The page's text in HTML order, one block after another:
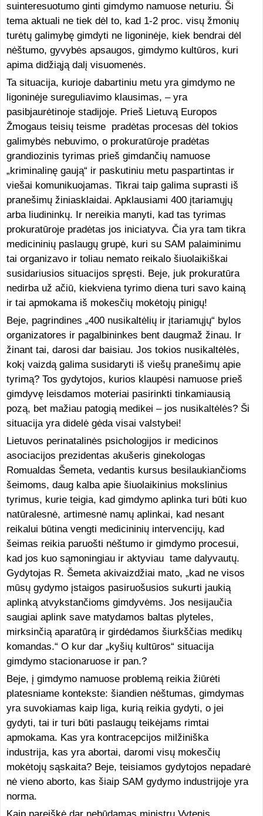
suinteresuotumo ginti gimdymo namuose neturiu. Ši
tema aktuali ne tiek dėl to, kad 1-2 proc. visų žmonių
turėtų galimybę gimdyti ne ligoninėje, kiek bendrai dėl
nėštumo, gyvybės apsaugos, gimdymo kultūros, kuri
apima didžiąją dalį visuomenės.
Ta situacija, kurioje dabartiniu metu yra gimdymo ne
ligoninėje sureguliavimo klausimas, – yra
pasibjaurėtinoje stadijoje. Prieš Lietuvą Europos
Žmogaus teisių teisme pradėtas procesas dėl tokios
galimybės nebuvimo, o prokuratūroje pradėtas
grandiozinis tyrimas prieš gimdančių namuose
„kriminalinę gaują“ ir paskutiniu metu paspartintas ir
viešai komunikuojamas. Tikrai taip galima suprasti iš
pranešimų žiniasklaidai. Apklausiami 400 įtariamųjų
arba liudininkų. Ir nereikia manyti, kad tas tyrimas
prokuratūroje pradėtas jos iniciatyva. Čia yra tam tikra
medicininių paslaugų grupė, kuri su SAM palaiminimu
tai organizavo ir toliau nemato reikalo šiuolaikiškai
susidariusios situacijos spręsti. Beje, juk prokuratūra
nedirba už ačiū, kiekviena tyrimo diena turi savo kainą
ir tai apmokama iš mokesčių mokėtojų pinigų!
Beje, pagrindines „400 nusikaltėlių ir įtariamųjų“ bylos
organizatores ir pagalbininkes bent daugmaž žinau. Ir
žinant tai, darosi dar baisiau. Jos tokios nusikaltėlės,
kokį vaizdą galima susidaryti iš viešų pranešimų apie
tyrimą? Tos gydytojos, kurios klaupėsi namuose prieš
gimdyvę leisdamos moteriai pasirinkti tinkamiausią
pozą, bet mažiau patogią medikei – jos nusikaltėlės? Ši
situacija yra didelė gėda visai valstybei!
Lietuvos perinatalinės psichologijos ir medicinos
asociacijos prezidentas akušeris ginekologas
Romualdas Šemeta, vedantis kursus besilaukiančioms
šeimoms, daug kalba apie šiuolaikinius mokslinius
tyrimus, kurie teigia, kad gimdymo aplinka turi būti kuo
natūralesnė, artimesnė namų aplinkai, kad nesant
reikalui būtina vengti medicininių intervencijų, kad
šeimas reikia paruošti nėštumo ir gimdymo procesui,
kad jos kuo sąmoningiau ir aktyviau tame dalyvautų.
Gydytojas R. Šemeta akivaizdžiai mato, „kad ne visos
mūsų gydymo įstaigos pasiruošusios sukurti jaukią
aplinką atvykstančioms gimdyvėms. Jos nesijaučia
saugiai aplink save matydamos baltas plyteles,
mirksinčią aparatūrą ir girdėdamos šiurkščias medikų
komandas.“ O kur dar „kyšių kultūros“ situacija
gimdymo stacionaruose ir pan.?
Beje, į gimdymo namuose problemą reikia žiūrėti
platesniame kontekste: šiandien nėštumas, gimdymas
yra suvokiamas kaip liga, kurią reikia gydyti, o jei
gydyti, tai ir turi būti paslaugų teikėjams rimtai
apmokama. Kas yra kontracepcijos milžiniška
industrija, kas yra abortai, daromi visų mokesčių
mokėtojų sąskaita? Beje, teisiamos gydytojos nepadarė
nė vieno aborto, kas šiaip SAM gydymo industrijoje yra
norma.